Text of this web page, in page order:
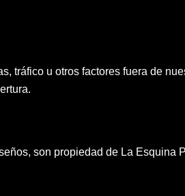
tráfico u otros factores fuera de
son propiedad de La Esquina